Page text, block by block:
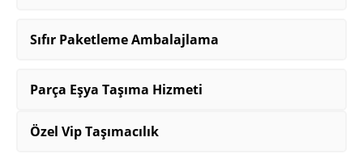
Sıfır Paketleme Ambalajlama
Parça Eşya Taşıma Hizmeti
Özel Vip Taşımacılık